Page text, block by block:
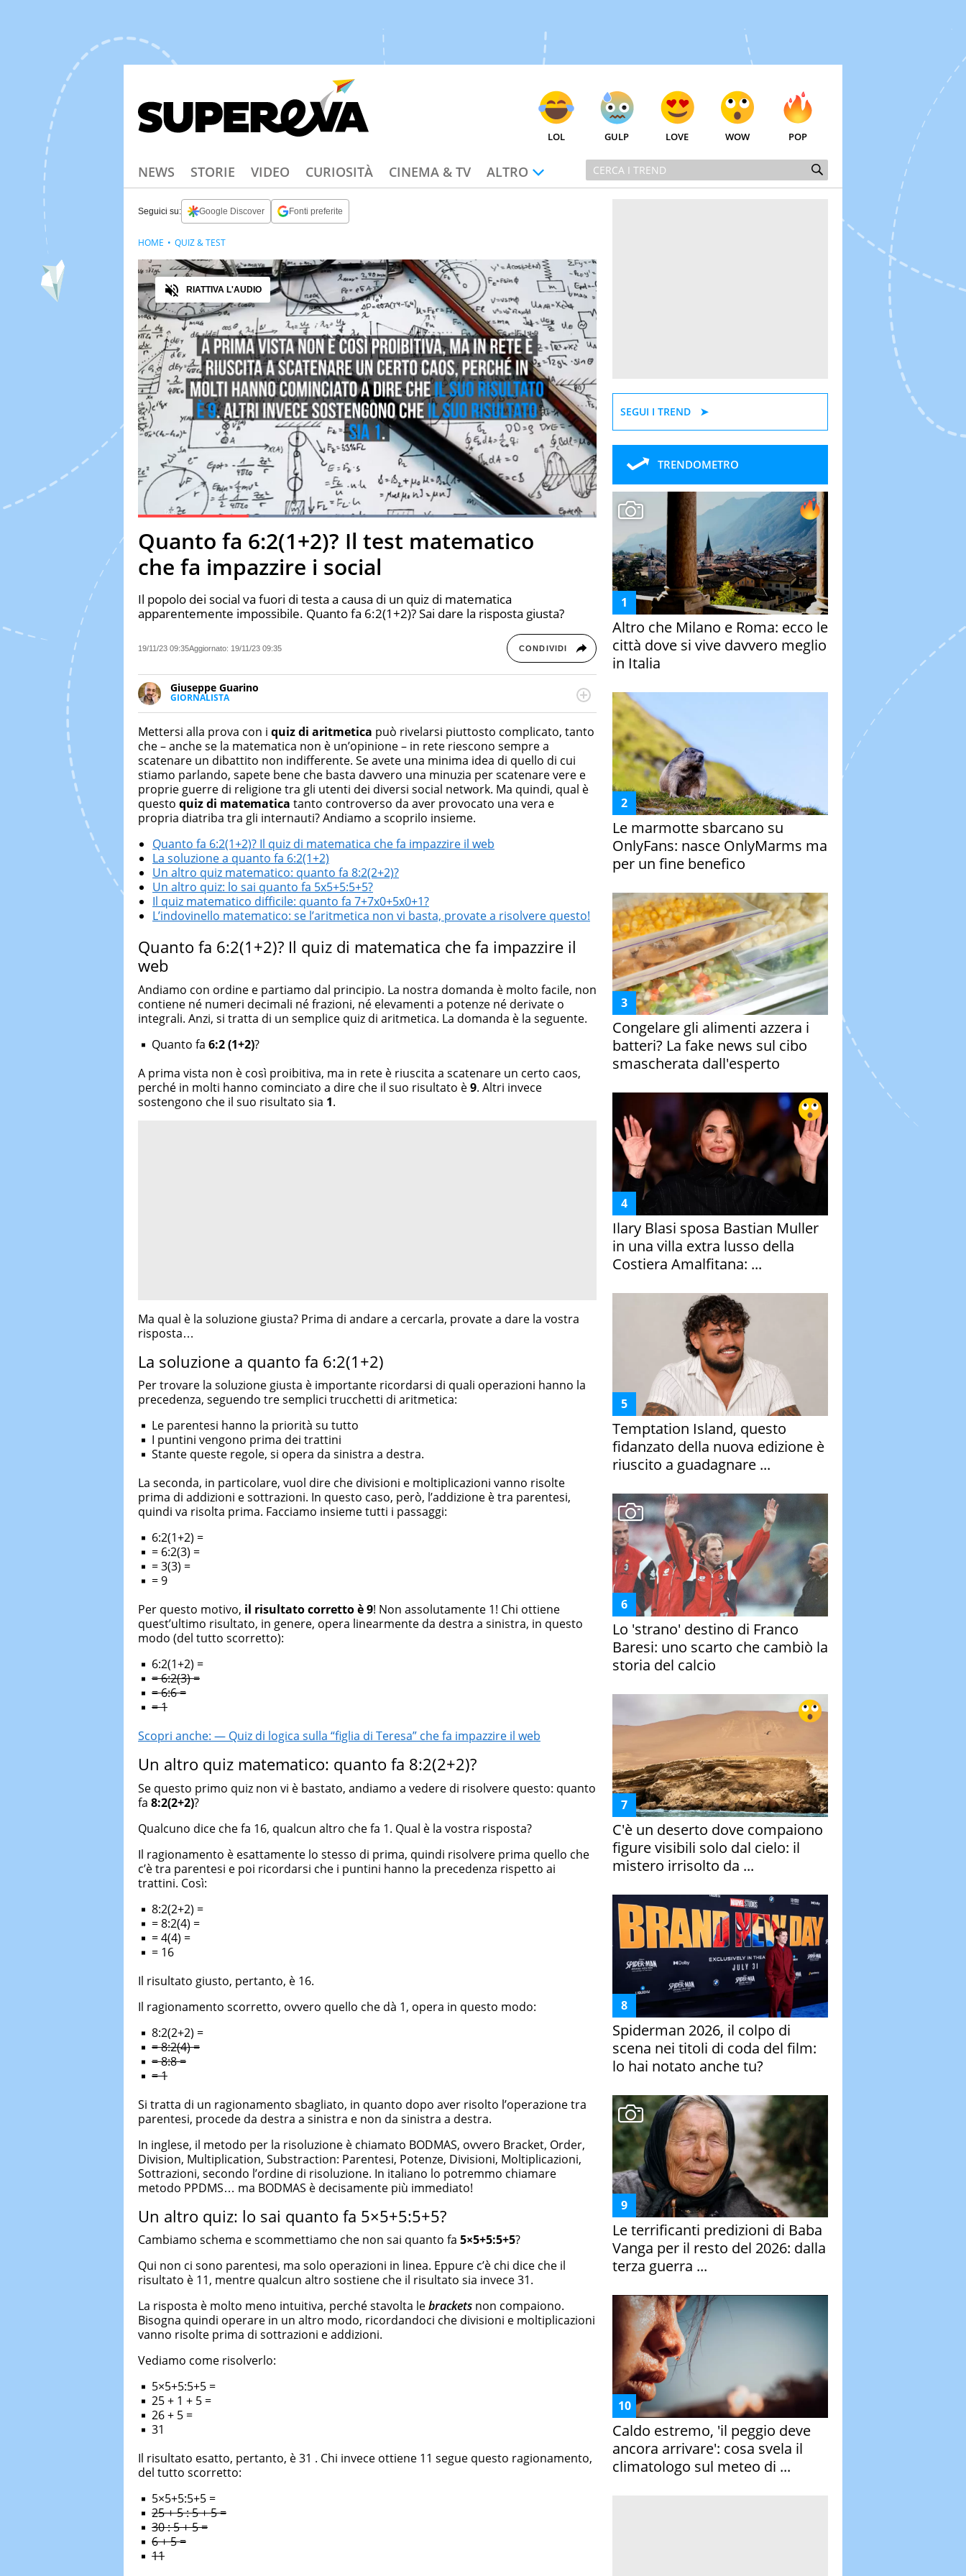
LOL GULP LOVE WOW POP
NEWS STORIE VIDEO CURIOSITÀ CINEMA & TV ALTRO
Seguici su: Google Discover Fonti preferite
PauseUnmuteCurrent Time
0:19
Loaded:92.61%
Fullscreen
Audio
RIATTIVA L'AUDIO
Quanto fa 6:2(1+2)? Il test matematico
che fa impazzire i social
Il popolo dei social va fuori di testa a causa di un quiz di matematica
apparentemente impossibile. Quanto fa 6:2(1+2)? Sai dare la risposta giusta?
19/11/23 09:35Aggiornato: 19/11/23 09:35 CONDIVIDI
Giuseppe Guarino
GIORNALISTA
Ph(D) in Diritto Comparato e processi di integrazione e attivo nel campo della ricerca, in
particolare sulla Storia contemporanea di America Latina e Spagna. Collabora con
numerose testate ed è presidente dell'Associazione Culturale "La Biblioteca del Sannio".
HOME QUIZ & TEST
Mettersi alla prova con i quiz di aritmetica può rivelarsi piuttosto complicato, tanto
che – anche se la matematica non è un’opinione – in rete riescono sempre a
scatenare un dibattito non indifferente. Se avete una minima idea di quello di cui
stiamo parlando, sapete bene che basta davvero una minuzia per scatenare vere e
proprie guerre di religione tra gli utenti dei diversi social network. Ma quindi, qual è
questo quiz di matematica tanto controverso da aver provocato una vera e
propria diatriba tra gli internauti? Andiamo a scoprilo insieme.
Quanto fa 6:2(1+2)? Il quiz di matematica che fa impazzire il web
La soluzione a quanto fa 6:2(1+2)
Un altro quiz matematico: quanto fa 8:2(2+2)?
Un altro quiz: lo sai quanto fa 5x5+5:5+5?
Il quiz matematico difficile: quanto fa 7+7x0+5x0+1?
L’indovinello matematico: se l’aritmetica non vi basta, provate a risolvere questo!
Quanto fa 6:2(1+2)? Il quiz di matematica che fa impazzire il
web
Andiamo con ordine e partiamo dal principio. La nostra domanda è molto facile, non
contiene né numeri decimali né frazioni, né elevamenti a potenze né derivate o
integrali. Anzi, si tratta di un semplice quiz di aritmetica. La domanda è la seguente.
Quanto fa 6:2 (1+2)?
A prima vista non è così proibitiva, ma in rete è riuscita a scatenare un certo caos,
perché in molti hanno cominciato a dire che il suo risultato è9. Altri invece
sostengono che il suo risultato sia 1.
Ma qual è la soluzione giusta? Prima di andare a cercarla, provate a dare la vostra
risposta…
La soluzione a quanto fa 6:2(1+2)
Per trovare la soluzione giusta è importante ricordarsi di quali operazioni hanno la
precedenza, seguendo tre semplici trucchetti di aritmetica:
Le parentesi hanno la priorità su tutto
I puntini vengono prima dei trattini
Stante queste regole, si opera da sinistra a destra.
La seconda, in particolare, vuol dire che divisioni e moltiplicazioni vanno risolte
prima di addizioni e sottrazioni. In questo caso, però, l’addizione è tra parentesi,
quindi va risolta prima. Facciamo insieme tutti i passaggi:
6:2(1+2) =
= 6:2(3) =
= 3(3) =
= 9
Per questo motivo, il risultato corretto è 9! Non assolutamente 1! Chi ottiene
quest’ultimo risultato, in genere, opera linearmente da destra a sinistra, in questo
modo (del tutto scorretto):
6:2(1+2) =
= 6:2(3) =
= 6:6 =
= 1
Scopri anche: — Quiz di logica sulla “figlia di Teresa” che fa impazzire il web
Un altro quiz matematico: quanto fa 8:2(2+2)?
Se questo primo quiz non vi è bastato, andiamo a vedere di risolvere questo: quanto
fa 8:2(2+2)?
Qualcuno dice che fa 16, qualcun altro che fa 1. Qual è la vostra risposta?
Il ragionamento è esattamente lo stesso di prima, quindi risolvere prima quello che
c’è tra parentesi e poi ricordarsi che i puntini hanno la precedenza rispetto ai
trattini. Così:
8:2(2+2) =
= 8:2(4) =
= 4(4) =
= 16
Il risultato giusto, pertanto, è 16.
Il ragionamento scorretto, ovvero quello che dà 1, opera in questo modo:
8:2(2+2) =
= 8:2(4) =
= 8:8 =
= 1
Si tratta di un ragionamento sbagliato, in quanto dopo aver risolto l’operazione tra
parentesi, procede da destra a sinistra e non da sinistra a destra.
In inglese, il metodo per la risoluzione è chiamato BODMAS, ovvero Bracket, Order,
Division, Multiplication, Substraction: Parentesi, Potenze, Divisioni, Moltiplicazioni,
Sottrazioni, secondo l’ordine di risoluzione. In italiano lo potremmo chiamare
metodo PPDMS… ma BODMAS è decisamente più immediato!
Un altro quiz: lo sai quanto fa 5×5+5:5+5?
Cambiamo schema e scommettiamo che non sai quanto fa 5×5+5:5+5?
Qui non ci sono parentesi, ma solo operazioni in linea. Eppure c’è chi dice che il
risultato è 11, mentre qualcun altro sostiene che il risultato sia invece 31.
La risposta è molto meno intuitiva, perché stavolta lebrackets non compaiono.
Bisogna quindi operare in un altro modo, ricordandoci che divisioni e moltiplicazioni
vanno risolte prima di sottrazioni e addizioni.
Vediamo come risolverlo:
5×5+5:5+5 =
25 + 1 + 5 =
26 + 5 =
31
Il risultato esatto, pertanto, è 31 . Chi invece ottiene 11 segue questo ragionamento,
del tutto scorretto:
5×5+5:5+5 =
25 + 5 : 5 + 5 =
30 : 5 + 5 =
6 + 5 =
11
SEGUI I TREND
TRENDOMETRO
Altro che Milano e Roma: ecco le
città dove si vive davvero meglio
in Italia
Le marmotte sbarcano su
OnlyFans: nasce OnlyMarms ma
per un fine benefico
Congelare gli alimenti azzera i
batteri? La fake news sul cibo
smascherata dall'esperto
Ilary Blasi sposa Bastian Muller
in una villa extra lusso della
Costiera Amalfitana: ...
Temptation Island, questo
fidanzato della nuova edizione è
riuscito a guadagnare ...
Lo 'strano' destino di Franco
Baresi: uno scarto che cambiò la
storia del calcio
C'è un deserto dove compaiono
figure visibili solo dal cielo: il
mistero irrisolto da ...
Spiderman 2026, il colpo di
scena nei titoli di coda del film:
lo hai notato anche tu?
Le terrificanti predizioni di Baba
Vanga per il resto del 2026: dalla
terza guerra ...
Caldo estremo, 'il peggio deve
ancora arrivare': cosa svela il
climatologo sul meteo di ...